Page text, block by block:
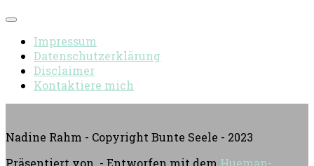
Impressum
Datenschutzerklärung
Disclaimer
Kontaktiere mich
Nadine Rahm - Copyright Bunte Seele - 2023
Präsentiert von - Entworfen mit dem Hueman-